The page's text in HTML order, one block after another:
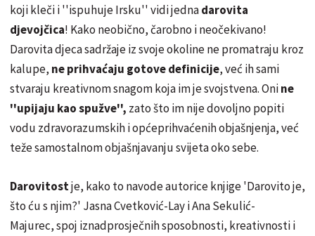
koji kleči i ''ispuhuje Irsku'' vidi jednadarovita
djevojčica! Kako neobično, čarobno i neočekivano!
Darovita djeca sadržaje iz svoje okoline ne promatraju kroz
kalupe, ne prihvaćaju gotove definicije, već ih sami
stvaraju kreativnom snagom koja im je svojstvena. Onine
''upijaju kao spužve'', zato što im nije dovoljno popiti
vodu zdravorazumskih i općeprihvaćenih objašnjenja, već
teže samostalnom objašnjavanju svijeta oko sebe.
Darovitostje, kako to navode autorice knjige 'Darovito je,
što ću s njim?' Jasna Cvetković-Lay i Ana Sekulić-
Majurec, spoj iznadprosječnih sposobnosti, kreativnosti i